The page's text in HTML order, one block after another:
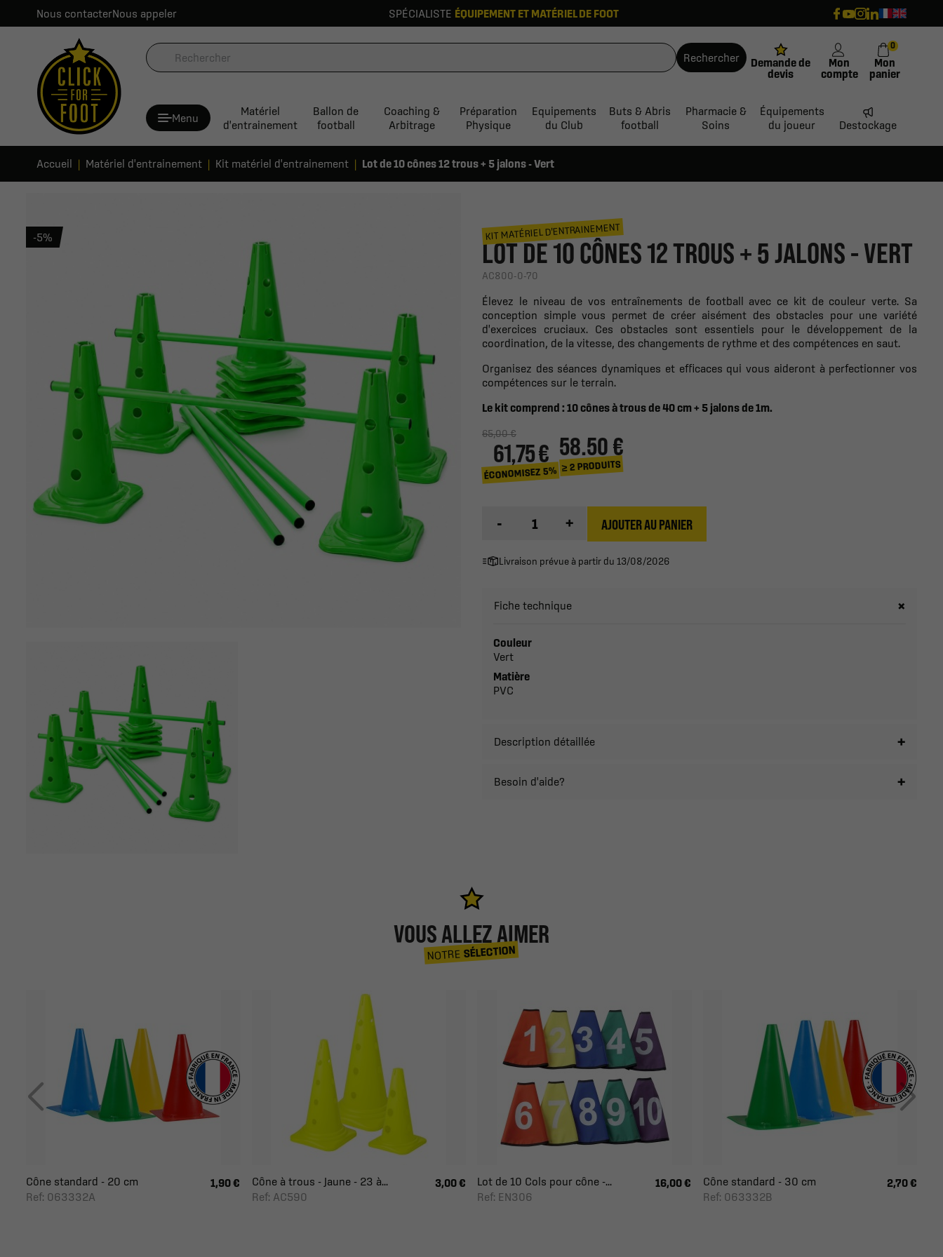
Nous contacterNous appeler SPÉCIALISTE ÉQUIPEMENT ET MATÉRIEL DE FOOT
Rechercher
Demande de
devis
Mon
compte
Mon
panier
0
Menu
Matériel
d'entrainement
Ballon de
football
Coaching &
Arbitrage
Préparation
Physique
Equipements
du Club
Buts & Abris
football
Pharmacie &
Soins
Équipements
du joueur
Destockage
Accueil Matériel d'entrainement Kit matériel d'entrainement Lot de 10 cônes 12 trous + 5 jalons - Vert
-5% KIT MATÉRIEL D'ENTRAINEMENT
LOT DE 10 CÔNES 12 TROUS + 5 JALONS - VERT
AC800-0-70
Élevez le niveau de vos entraînements de football avec ce kit de couleur verte. Sa
conception simple vous permet de créer aisément des obstacles pour une variété
d'exercices cruciaux. Ces obstacles sont essentiels pour le développement de la
coordination, de la vitesse, des changements de rythme et des compétences en saut.
Organisez des séances dynamiques et efficaces qui vous aideront à perfectionner vos
compétences sur le terrain.
Le kit comprend : 10 cônes à trous de 40 cm + 5 jalons de 1m.
65,00 €
61,75 €
ÉCONOMISEZ 5%
58.50 €
≥ 2 PRODUITS
- + AJOUTER AU PANIER
Livraison prévue à partir du 13/08/2026
Fiche technique
Couleur
Vert
Matière
PVC
Description détaillée
Besoin d'aide?
VOUS ALLEZ AIMER
NOTRESÉLECTION
Cône standard - 20 cm
Ref: 063332A
1,90 €
Cône à trous - Jaune - 23 à...
Ref: AC590
3,00 €
Lot de 10 Cols pour cône -...
Ref: EN306
16,00 €
Cône standard - 30 cm
Ref: 063332B
2,70 €